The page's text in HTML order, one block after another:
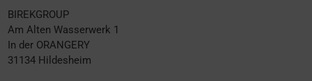
BIREKGROUP
Am Alten Wasserwerk 1
In der ORANGERY
31134 Hildesheim